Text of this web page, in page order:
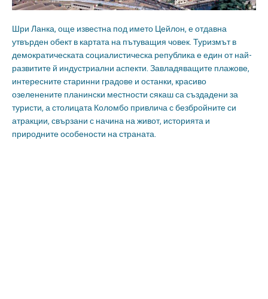
Шри Ланка, още известна под името Цейлон, е отдавна
утвърден обект в картата на пътуващия човек. Туризмът в
демократическата социалистическа република е един от най-
развитите й индустриални аспекти. Завладяващите плажове,
интересните старинни градове и останки, красиво
озеленените планински местности сякаш са създадени за
туристи, а столицата Коломбо привлича с безбройните си
атракции, свързани с начина на живот, историята и
природните особености на страната.